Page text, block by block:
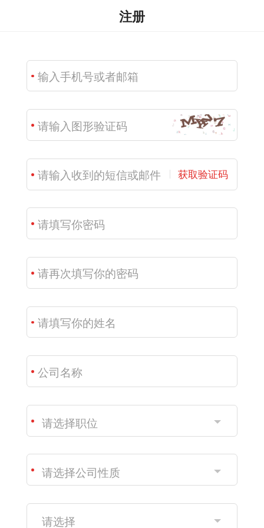
注册
获取验证码